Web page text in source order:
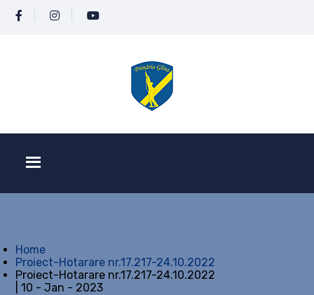
Home
Proiect-Hotarare nr.17.217-24.10.2022
Proiect-Hotarare nr.17.217-24.10.2022
| 10 - Jan - 2023